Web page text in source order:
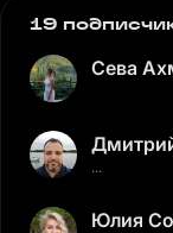
19
Сева
...
Юлия